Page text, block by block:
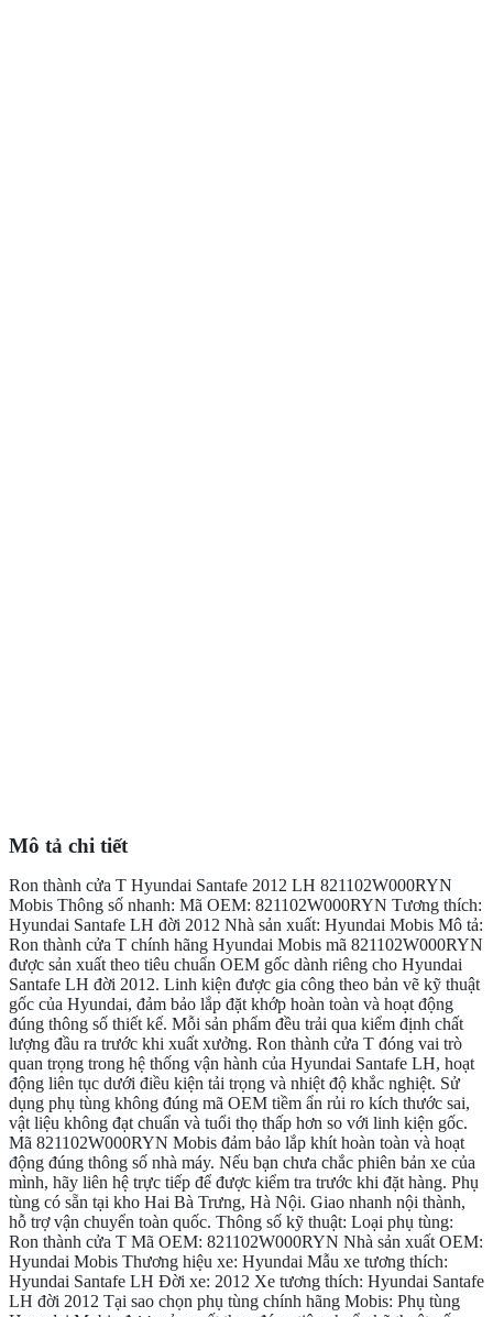
Mô tả chi tiết
Ron thành cửa T Hyundai Santafe 2012 LH 821102W000RYN
Mobis Thông số nhanh: Mã OEM: 821102W000RYN Tương thích:
Hyundai Santafe LH đời 2012 Nhà sản xuất: Hyundai Mobis Mô tả:
Ron thành cửa T chính hãng Hyundai Mobis mã 821102W000RYN
được sản xuất theo tiêu chuẩn OEM gốc dành riêng cho Hyundai
Santafe LH đời 2012. Linh kiện được gia công theo bản vẽ kỹ thuật
gốc của Hyundai, đảm bảo lắp đặt khớp hoàn toàn và hoạt động
đúng thông số thiết kế. Mỗi sản phẩm đều trải qua kiểm định chất
lượng đầu ra trước khi xuất xưởng. Ron thành cửa T đóng vai trò
quan trọng trong hệ thống vận hành của Hyundai Santafe LH, hoạt
động liên tục dưới điều kiện tải trọng và nhiệt độ khắc nghiệt. Sử
dụng phụ tùng không đúng mã OEM tiềm ẩn rủi ro kích thước sai,
vật liệu không đạt chuẩn và tuổi thọ thấp hơn so với linh kiện gốc.
Mã 821102W000RYN Mobis đảm bảo lắp khít hoàn toàn và hoạt
động đúng thông số nhà máy. Nếu bạn chưa chắc phiên bản xe của
mình, hãy liên hệ trực tiếp để được kiểm tra trước khi đặt hàng. Phụ
tùng có sẵn tại kho Hai Bà Trưng, Hà Nội. Giao nhanh nội thành,
hỗ trợ vận chuyển toàn quốc. Thông số kỹ thuật: Loại phụ tùng:
Ron thành cửa T Mã OEM: 821102W000RYN Nhà sản xuất OEM:
Hyundai Mobis Thương hiệu xe: Hyundai Mẫu xe tương thích:
Hyundai Santafe LH Đời xe: 2012 Xe tương thích: Hyundai Santafe
LH đời 2012 Tại sao chọn phụ tùng chính hãng Mobis: Phụ tùng